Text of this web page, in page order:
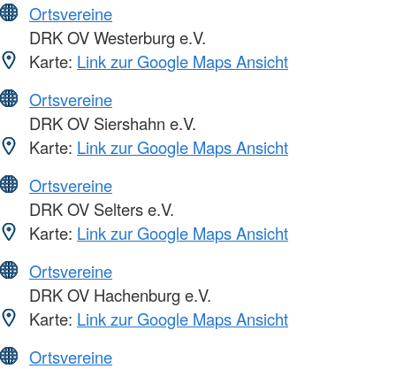
Ortsvereine
DRK OV Westerburg e.V.
Karte: Link zur Google Maps Ansicht
Ortsvereine
DRK OV Siershahn e.V.
Karte: Link zur Google Maps Ansicht
Ortsvereine
DRK OV Selters e.V.
Karte: Link zur Google Maps Ansicht
Ortsvereine
DRK OV Hachenburg e.V.
Karte: Link zur Google Maps Ansicht
Ortsvereine